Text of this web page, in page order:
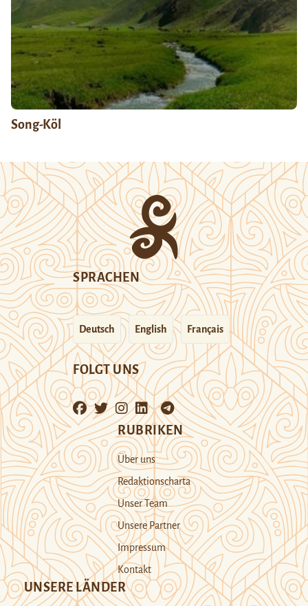
Song-Köl
SPRACHEN
Deutsch English Français
FOLGT UNS
RUBRIKEN
Über uns
Redaktionscharta
Unser Team
Unsere Partner
Impressum
Kontakt
UNSERE LÄNDER